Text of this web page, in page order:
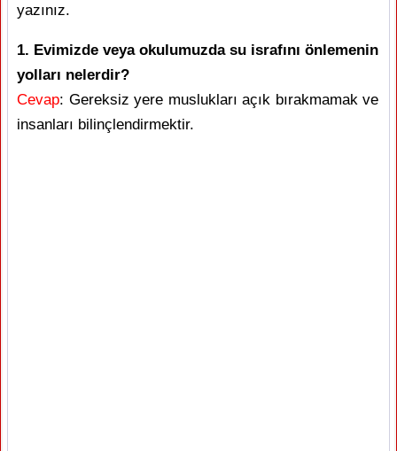
yazınız.
1. Evimizde veya okulumuzda su israfını önlemenin
yolları nelerdir?
Cevap: Gereksiz yere muslukları açık bırakmamak ve
insanları bilinçlendirmektir.